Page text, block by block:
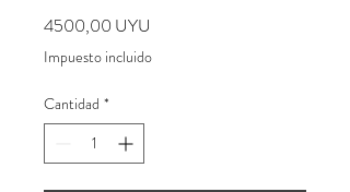
4500,00 UYU
Impuesto incluido
Cantidad *